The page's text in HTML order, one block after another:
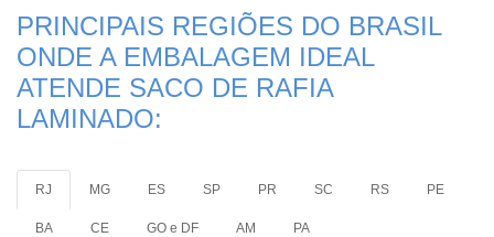
PRINCIPAIS REGIÕES DO BRASIL
ONDE A EMBALAGEM IDEAL
ATENDE SACO DE RAFIA
LAMINADO:
RJ MG ES SP PR SC RS PE
BA CE GO e DF AM PA